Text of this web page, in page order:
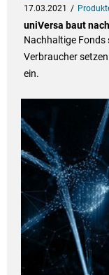
17.03.2021
uniVersa baut
Nachhaltige Fonds
Verbraucher
ein.